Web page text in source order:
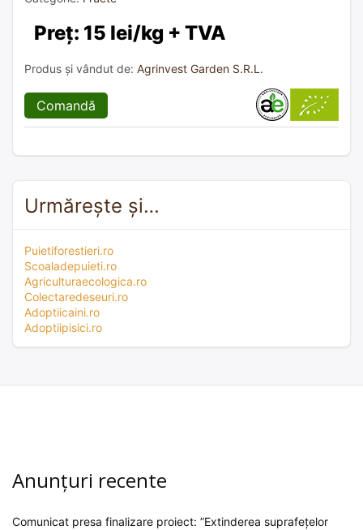
Preț: 15 lei/kg + TVA
Produs și vândut de: Agrinvest Garden S.R.L.
Comandă
Urmărește și…
Puietiforestieri.ro
Scoaladepuieti.ro
Agriculturaecologica.ro
Colectaredeseuri.ro
Adoptiicaini.ro
Adoptiipisici.ro
Anunțuri recente
Comunicat presa finalizare proiect: ”Extinderea suprafețelor